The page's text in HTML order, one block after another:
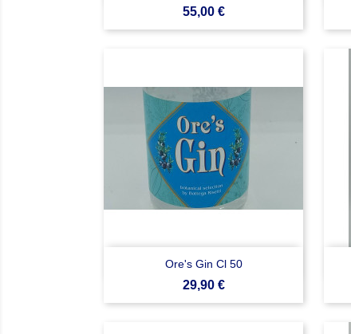
Prezzo
55,00 €
Ore's Gin Cl 50
Prezzo
29,90 €
Anteprima